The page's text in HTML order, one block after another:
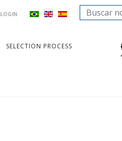
LOGIN
Search
...
SELECTION PROCESS